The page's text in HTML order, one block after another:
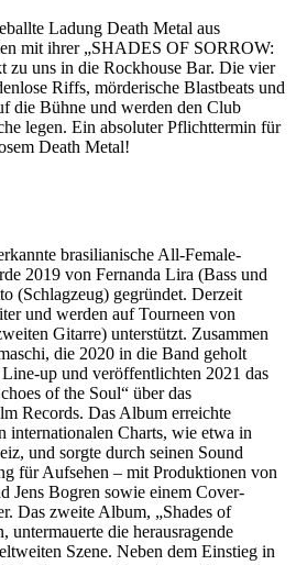
Ladung Death Metal aus
mit ihrer „SHADES OF SORROW:
uns in die Rockhouse Bar. Die vier
Riffs, mörderische Blastbeats und
die Bühne und werden den Club
legen. Ein absoluter Pflichttermin für
Death Metal!
brasilianische All-Female-
2019 von Fernanda Lira (Bass und
(Schlagzeug) gegründet. Derzeit
und werden auf Tourneen von
Gitarre) unterstützt. Zusammen
die 2020 in die Band geholt
up und veröffentlichten 2021 das
of the Soul“ über das
Records. Das Album erreichte
internationalen Charts, wie etwa in
und sorgte durch seinen Sound
für Aufsehen – mit Produktionen von
Jens Bogren sowie einem Cover-
Das zweite Album, „Shades of
untermauerte die herausragende
Szene. Neben dem Einstieg in